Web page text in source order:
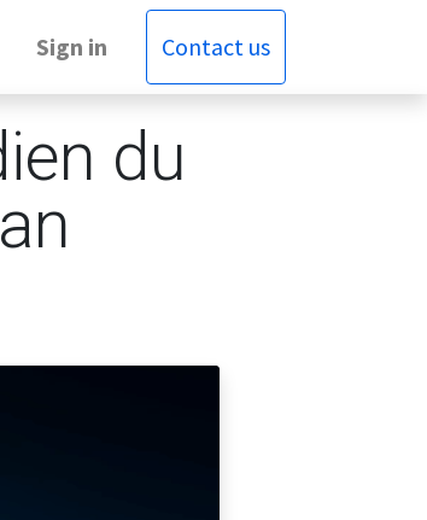
Sign in Contact us
du